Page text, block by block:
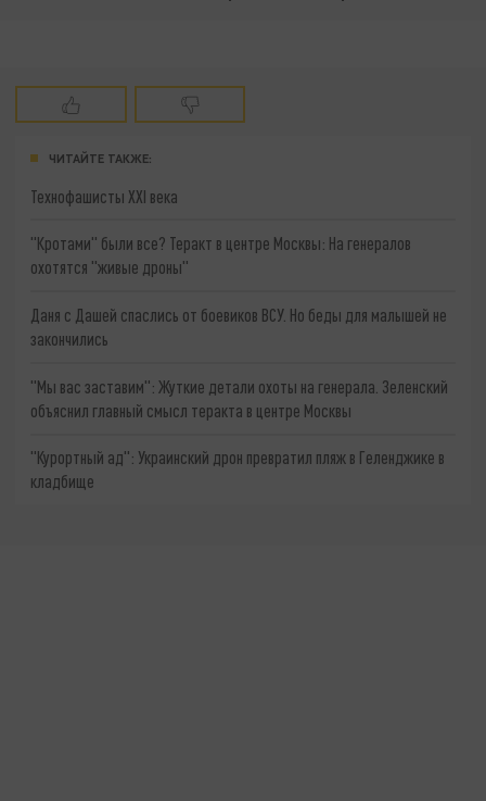
ЧИТАЙТЕ ТАКЖЕ:
Технофашисты XXI века
"Кротами" были все? Теракт в центре Москвы: На генералов
охотятся "живые дроны"
Даня с Дашей спаслись от боевиков ВСУ. Но беды для малышей не
закончились
"Мы вас заставим": Жуткие детали охоты на генерала. Зеленский
объяснил главный смысл теракта в центре Москвы
"Курортный ад": Украинский дрон превратил пляж в Геленджике в
кладбище